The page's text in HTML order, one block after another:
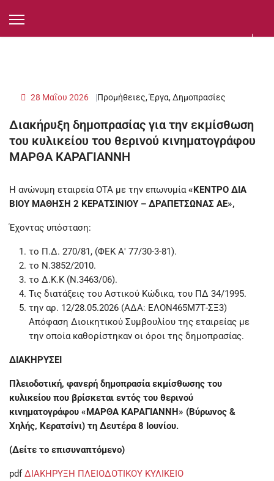
Προμήθειες, Έργα, Δημοπρασίες
28 Μαΐου 2026
Διακήρυξη δημοπρασίας για την εκμίσθωση
του κυλικείου του θερινού κινηματογράφου
ΜΑΡΘΑ ΚΑΡΑΓΙΑΝΝΗ
H ανώνυμη εταιρεία ΟΤΑ με την επωνυμία«ΚΕΝΤΡΟ ΔΙΑ
ΒΙΟΥ ΜΑΘΗΣΗ 2 ΚΕΡΑΤΣΙΝΙΟΥ – ΔΡΑΠΕΤΣΩΝΑΣ ΑΕ»,
Έχοντας υπόσταση:
το Π.Δ. 270/81, (ΦΕΚ Α' 77/30-3-81).
το Ν.3852/2010.
το Δ.Κ.Κ (Ν.3463/06).
Τις διατάξεις του Αστικού Κώδικα, του ΠΔ 34/1995.
την αρ. 12/28.05.2026 (ΑΔΑ: ΕΛΟΝ465Μ7Τ-ΣΞ3)
Απόφαση Διοικητικού Συμβουλίου της εταιρείας με
την οποία καθορίστηκαν οι όροι της δημοπρασίας.
ΔΙΑΚΗΡΥΣΕΙ
Πλειοδοτική, φανερή δημοπρασία εκμίσθωσης του
κυλικείου που βρίσκεται εντός του θερινού
κινηματογράφου «ΜΑΡΘΑ ΚΑΡΑΓΙΑΝΝΗ» (Βύρωνος &
Χηλής, Κερατσίνι) τη Δευτέρα 8 Ιουνίου.
(Δείτε το επισυναπτόμενο)
pdf ΔΙΑΚΗΡΥΞΗ ΠΛΕΙΟΔΟΤΙΚΟΥ ΚΥΛΙΚΕΙΟ